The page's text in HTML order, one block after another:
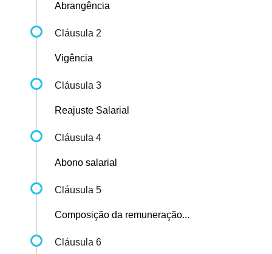
Abrangência
Cláusula 2
Vigência
Cláusula 3
Reajuste Salarial
Cláusula 4
Abono salarial
Cláusula 5
Composição da remuneração...
Cláusula 6